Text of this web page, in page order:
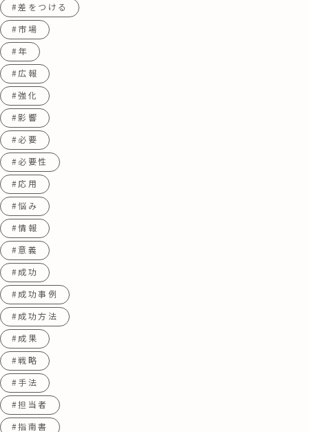
#差をつける
#市場
#年
#広報
#強化
#影響
#必要
#必要性
#応用
#悩み
#情報
#意義
#成功
#成功事例
#成功方法
#成果
#戦略
#手法
#担当者
#指南書